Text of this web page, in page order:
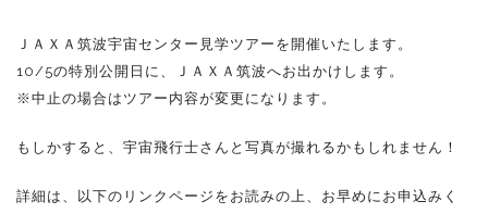
ＪＡＸＡ筑波宇宙センター見学ツアーを開催いたします。
10/5の特別公開日に、ＪＡＸＡ筑波へお出かけします。
※中止の場合はツアー内容が変更になります。
もしかすると、宇宙飛行士さんと写真が撮れるかもしれません！
詳細は、以下のリンクページをお読みの上、お早めにお申込みく